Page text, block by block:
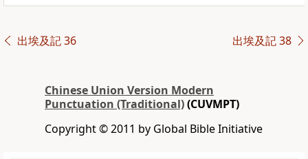
出埃及記 36 出埃及記 38
Chinese Union Version Modern
Punctuation (Traditional)(CUVMPT)
Copyright © 2011 by Global Bible Initiative